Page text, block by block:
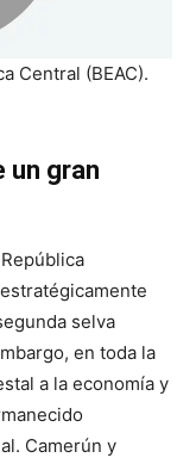
Central (BEAC).
un gran
selva
en toda la
a la economía y
Camerún y